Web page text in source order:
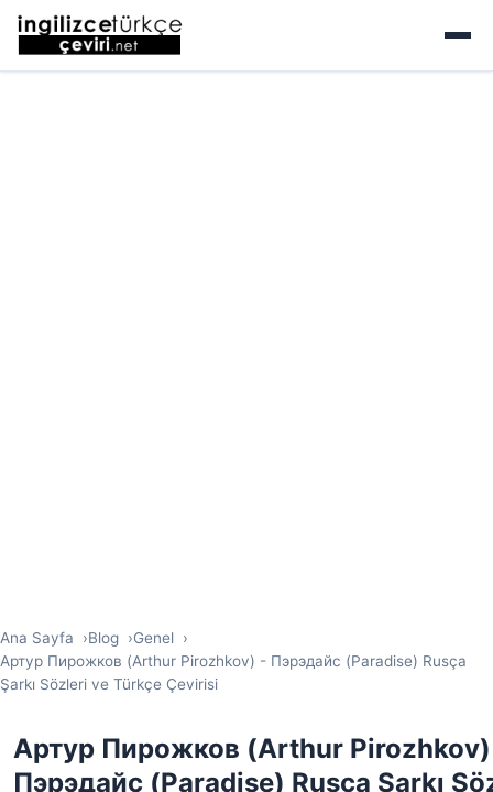
Ana Sayfa Blog
Genel
Артур Пирожков (Arthur Pirozhkov) - Пэрэдайс (Paradise) Rusça
Şarkı Sözleri ve Türkçe Çevirisi
Артур Пирожков (Arthur
Пэрэдайс (Paradise) Rusça Şarkı